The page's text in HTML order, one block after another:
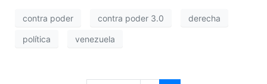
contra poder contra poder 3.0 derecha
política venezuela